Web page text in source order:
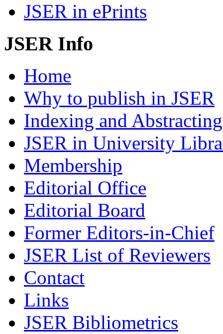
JSER in ePrints
JSER Info
Home
Why to publish in JSER
Indexing and Abstracting
JSER in University
Membership
Editorial Office
Editorial Board
Former Editors-in-Chief
JSER List of Reviewers
Contact
Links
JSER Bibliometrics